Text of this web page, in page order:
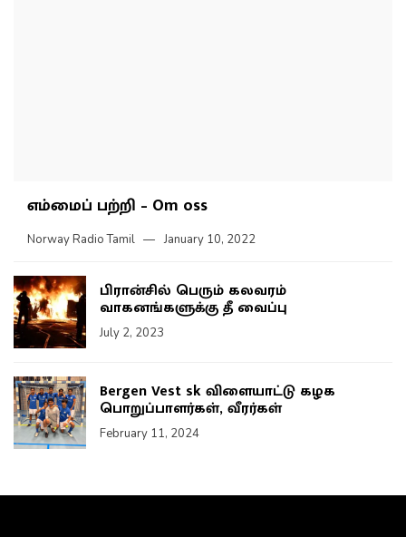
எம்மைப் பற்றி – Om oss
Norway Radio Tamil January 10, 2022
பிரான்சில் பெரும் கலவரம்
வாகனங்களுக்கு தீ வைப்பு
July 2, 2023
Bergen Vest sk விளையாட்டு கழக
பொறுப்பாளர்கள், வீரர்கள்
February 11, 2024